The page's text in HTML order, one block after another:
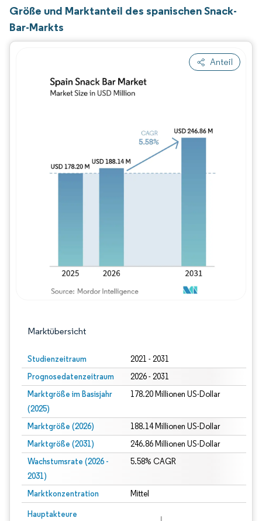
Größe und Marktanteil des spanischen Snack-
Bar-Markts
Anteil
Marktübersicht
Studienzeitraum 2021 - 2031
Prognosedatenzeitraum 2026 - 2031
Marktgröße im Basisjahr
(2025)
178.20 Millionen US-Dollar
Marktgröße (2026) 188.14 Millionen US-Dollar
Marktgröße (2031) 246.86 Millionen US-Dollar
Wachstumsrate (2026 -
2031)
5.58% CAGR
Marktkonzentration Mittel
Hauptakteure
Bild © Mordor Intelligence. Wiederverwendung erfordert Namensnennung